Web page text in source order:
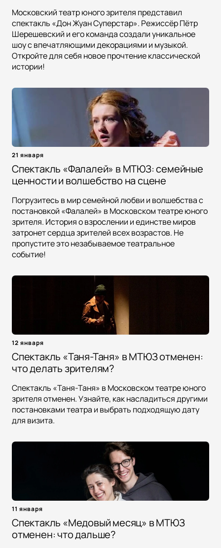
Московский театр юного зрителя представил
спектакль «Дон Жуан Суперстар». Режиссёр Пётр
Шерешевский и его команда создали уникальное
шоу с впечатляющими декорациями и музыкой.
Откройте для себя новое прочтение классической
истории!
21 января
Спектакль «Фалалей» в МТЮЗ: семейные
ценности и волшебство на сцене
Погрузитесь в мир семейной любви и волшебства с
постановкой «Фалалей» в Московском театре юного
зрителя. История о взрослении и единстве миров
затронет сердца зрителей всех возрастов. Не
пропустите это незабываемое театральное
событие!
12 января
Спектакль «Таня-Таня» в МТЮЗ отменен:
что делать зрителям?
Спектакль «Таня-Таня» в Московском театре юного
зрителя отменен. Узнайте, как насладиться другими
постановками театра и выбрать подходящую дату
для визита.
11 января
Спектакль «Медовый месяц» в МТЮЗ
отменен: что дальше?